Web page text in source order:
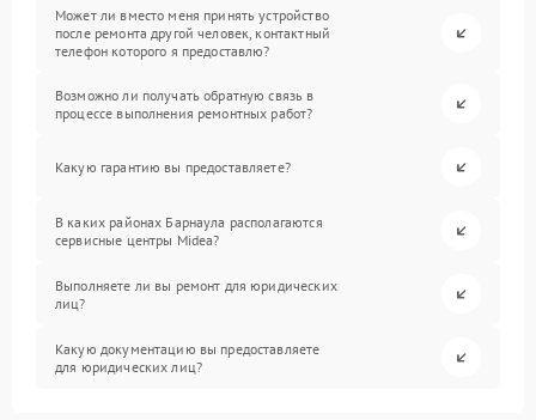
Может ли вместо меня принять устройство
после ремонта другой человек, контактный
телефон которого я предоставлю?
Возможно ли получать обратную связь в
процессе выполнения ремонтных работ?
Какую гарантию вы предоставляете?
В каких районах Барнаула располагаются
сервисные центры Midea?
Выполняете ли вы ремонт для юридических
лиц?
Какую документацию вы предоставляете
для юридических лиц?